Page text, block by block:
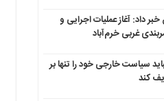
خبر داد: آغاز عملیات اجرایی و
غربی خرم‌آباد
سیاست خارجی خود را تنها بر
کند